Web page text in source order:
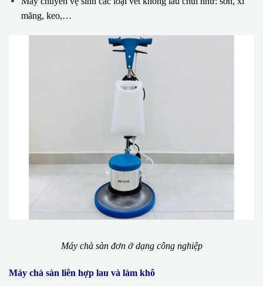
măng, keo,…
Máy chà sàn đơn ở dạng công nghiệp
Máy chà sàn liên hợp lau và làm khô